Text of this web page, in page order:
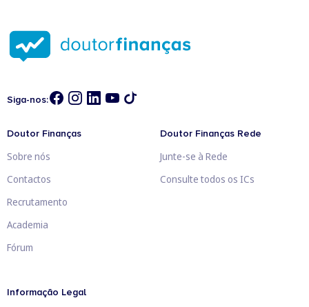
Siga-nos:
Doutor Finanças
Sobre nós
Contactos
Recrutamento
Academia
Fórum
Doutor Finanças Rede
Junte-se à Rede
Consulte todos os ICs
Informação Legal